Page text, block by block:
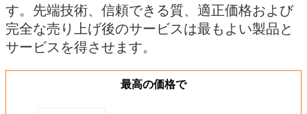
す。先端技術、信頼できる質、適正価格および
完全な売り上げ後のサービスは最もよい製品と
サービスを得させます。
最高の価格で